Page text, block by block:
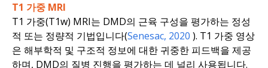
T1 가중 MRI
T1 가중(T1w) MRI는 DMD의 근육 구성을 평가하는 정성
적 또는 정량적 기법입니다(Senesac, 2020 ). T1 가중 영상
은 해부학적 및 구조적 정보에 대한 귀중한 피드백을 제공
하며, DMD의 질병 진행을 평가하는 데 널리 사용됩니다.